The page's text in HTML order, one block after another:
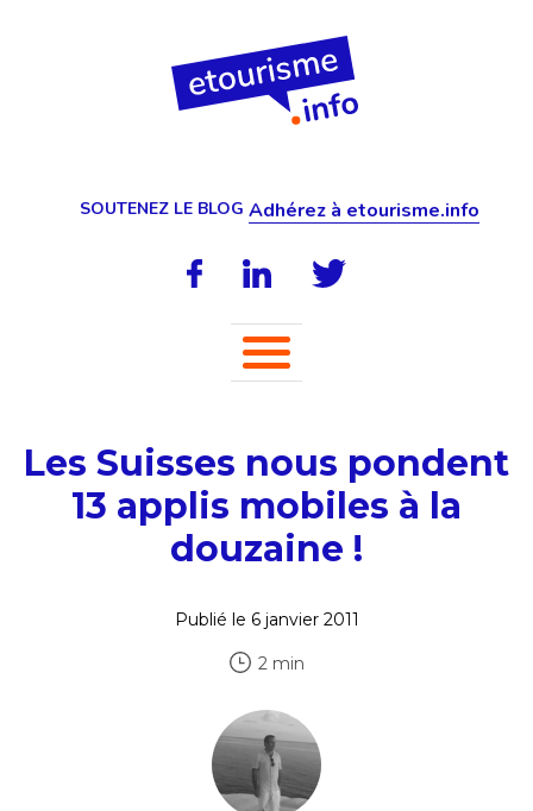
SOUTENEZ LE BLOG Adhérez à etourisme.info
Les Suisses nous pondent
13 applis mobiles à la
douzaine !
Publié le 6 janvier 2011
2 min